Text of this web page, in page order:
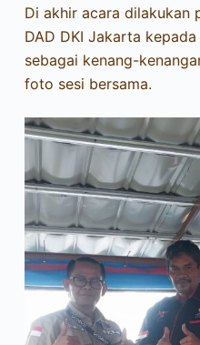
Di akhir acara dilakukan
DAD DKI Jakarta
sebagai kenang-
foto sesi bersama.